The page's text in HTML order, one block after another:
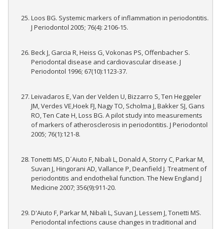
Loos BG. Systemic markers of inflammation in periodontitis.
J Periodontol 2005; 76(4): 2106-15.
Beck J, Garcia R, Heiss G, Vokonas PS, Offenbacher S.
Periodontal disease and cardiovascular disease. J
Periodontol 1996; 67(10):1123-37.
Leivadaros E, Van der Velden U, Bizzarro S, Ten Heggeler
JM, Verdes VE,Hoek FJ, Nagy TO, Scholma J, Bakker SJ, Gans
RO, Ten Cate H, Loss BG. A pilot study into measurements
of markers of atherosclerosis in periodontitis. J Periodontol
2005; 76(1):121-8.
Tonetti MS, D´Aiuto F, Nibali L, Donald A, Storry C, Parkar M,
Suvan J, Hingorani AD, Vallance P, Deanfield J. Treatment of
periodontitis and endothelial function. The New England J
Medicine 2007; 356(9):911-20.
D'Aiuto F, Parkar M, Nibali L, Suvan J, Lessem J, Tonetti MS.
Periodontal infections cause changes in traditional and